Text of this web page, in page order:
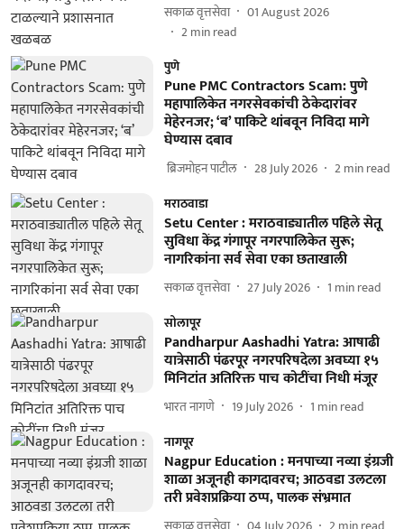
सकाळ वृत्तसेवा
01 August 2026
2min read
पुणे
Pune PMC Contractors Scam: पुणे
महापालिकेत नगरसेवकांची ठेकेदारांवर
मेहेरनजर; ‘ब’ पाकिटे थांबवून निविदा मागे
घेण्यास दबाव
​ ब्रिजमोहन पाटील 28 July 2026 2min read
मराठवाडा
Setu Center : मराठवाड्यातील पहिले सेतू
सुविधा केंद्र गंगापूर नगरपालिकेत सुरू;
नागरिकांना सर्व सेवा एका छताखाली
सकाळ वृत्तसेवा 27 July 2026 1 min read
सोलापूर
Pandharpur Aashadhi Yatra: आषाढी
यात्रेसाठी पंढरपूर नगरपरिषदेला अवघ्या १५
मिनिटांत अतिरिक्त पाच कोटींचा निधी मंजूर
भारत नागणे 19 July 2026 1 min read
नागपूर
Nagpur Education : मनपाच्या नव्या इंग्रजी
शाळा अजूनही कागदावरच; आठवडा उलटला
तरी प्रवेशप्रक्रिया ठप्प, पालक संभ्रमात